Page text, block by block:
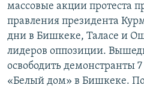
массовые акции протеста
правления президента
дни в Бишкеке, Таласе и
лидеров оппозиции.
освободить демонстранты
«Белый дом» в Бишкеке.